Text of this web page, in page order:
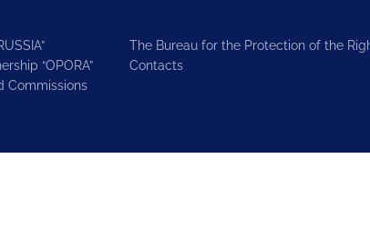
“OPORA”
Commissions
The Bureau for the Protection of the
Contacts